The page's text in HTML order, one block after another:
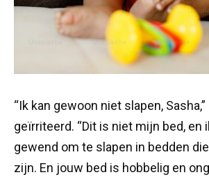
“Ik kan gewoon niet slapen,
geïrriteerd. “Dit is niet mijn bed, en
gewend om te slapen in bedden
zijn. En jouw bed is hobbelig en